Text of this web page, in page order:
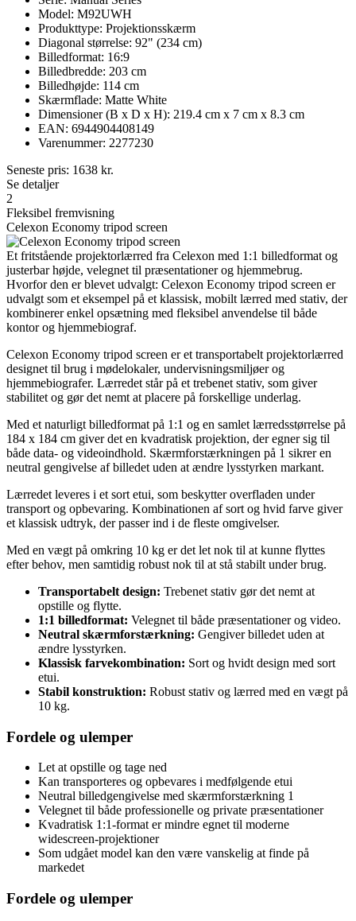
Model: M92UWH
Produkttype: Projektionsskærm
Diagonal størrelse: 92" (234 cm)
Billedformat: 16:9
Billedbredde: 203 cm
Billedhøjde: 114 cm
Skærmflade: Matte White
Dimensioner (B x D x H): 219.4 cm x 7 cm x 8.3 cm
EAN: 6944904408149
Varenummer: 2277230
Seneste pris: 1638 kr.
Se detaljer
2
Fleksibel fremvisning
Celexon Economy tripod screen
Et fritstående projektorlærred fra Celexon med 1:1 billedformat og
justerbar højde, velegnet til præsentationer og hjemmebrug.
Hvorfor den er blevet udvalgt: Celexon Economy tripod screen er
udvalgt som et eksempel på et klassisk, mobilt lærred med stativ, der
kombinerer enkel opsætning med fleksibel anvendelse til både
kontor og hjemmebiograf.
Celexon Economy tripod screen er et transportabelt projektorlærred
designet til brug i mødelokaler, undervisningsmiljøer og
hjemmebiografer. Lærredet står på et trebenet stativ, som giver
stabilitet og gør det nemt at placere på forskellige underlag.
Med et naturligt billedformat på 1:1 og en samlet lærredsstørrelse på
184 x 184 cm giver det en kvadratisk projektion, der egner sig til
både data- og videoindhold. Skærmforstærkningen på 1 sikrer en
neutral gengivelse af billedet uden at ændre lysstyrken markant.
Lærredet leveres i et sort etui, som beskytter overfladen under
transport og opbevaring. Kombinationen af sort og hvid farve giver
et klassisk udtryk, der passer ind i de fleste omgivelser.
Med en vægt på omkring 10 kg er det let nok til at kunne flyttes
efter behov, men samtidig robust nok til at stå stabilt under brug.
Transportabelt design: Trebenet stativ gør det nemt at
opstille og flytte.
1:1 billedformat: Velegnet til både præsentationer og video.
Neutral skærmforstærkning: Gengiver billedet uden at
ændre lysstyrken.
Klassisk farvekombination: Sort og hvidt design med sort
etui.
Stabil konstruktion: Robust stativ og lærred med en vægt på
10 kg.
Fordele og ulemper
Let at opstille og tage ned
Kan transporteres og opbevares i medfølgende etui
Neutral billedgengivelse med skærmforstærkning 1
Velegnet til både professionelle og private præsentationer
Kvadratisk 1:1-format er mindre egnet til moderne
widescreen-projektioner
Som udgået model kan den være vanskelig at finde på
markedet
Fordele og ulemper